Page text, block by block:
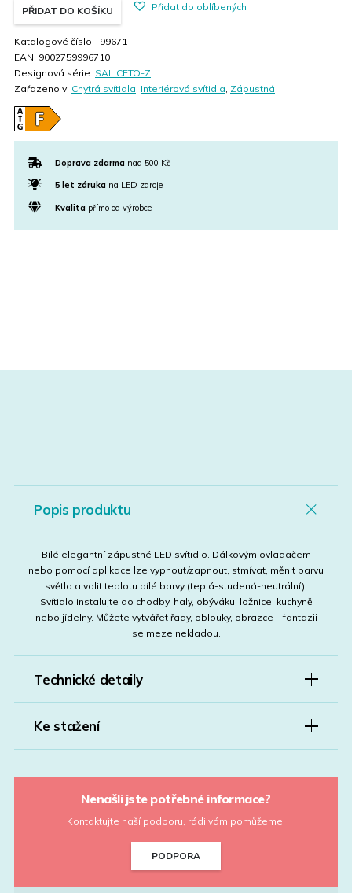
PŘIDAT DO KOŠÍKU Přidat do oblíbených
Katalogové číslo: 99671
EAN: 9002759996710
Designová série: SALICETO-Z
Zařazeno v: Chytrá svítidla Interiérová svítidla Zápustná
Doprava zdarma nad 500 Kč
5 let zárukana LED zdroje
Kvalitapřímo od výrobce
Popis produktu
Bílé elegantní zápustné LED svítidlo. Dálkovým ovladačem
nebo pomocí aplikace lze vypnout/zapnout, stmívat, měnit barvu
světla a volit teplotu bílé barvy (teplá-studená-neutrální).
Svítidlo instalujte do chodby, haly, obýváku, ložnice, kuchyně
nebo jídelny. Můžete vytvářet řady, oblouky, obrazce – fantazii
se meze nekladou.
Technické detaily
Ke stažení
Nenašli jste potřebné informace?
Kontaktujte naší podporu, rádi vám pomůžeme!
PODPORA